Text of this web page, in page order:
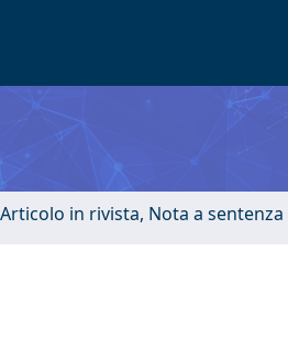
Articolo in rivista, Nota a sentenza